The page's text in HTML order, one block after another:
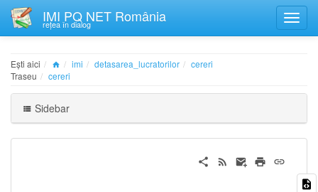
IMI PQ NET România
rețea în dialog
Ești aici imi detasarea_lucratorilor
cereri
Traseu
cereri
Sidebar